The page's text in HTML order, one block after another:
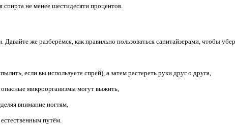
не менее шестидесяти процентов.
же разберёмся, как правильно пользоваться санитайзерами, чтобы
если вы используете спрей), а затем растереть руки друг о друга,
микроорганизмы могут выжить,
внимание ногтям,
путём.